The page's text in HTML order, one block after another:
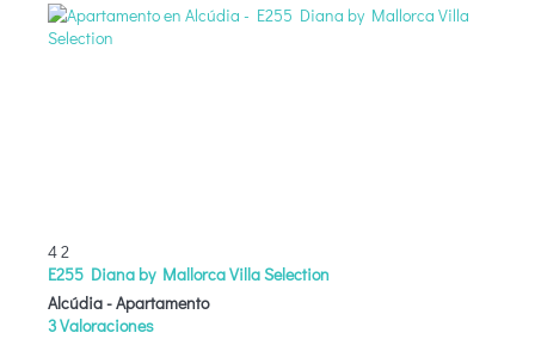
42
E255 Diana by Mallorca Villa Selection
Alcúdia -Apartamento
3 Valoraciones